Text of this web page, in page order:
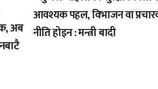
अब
आवश्यक पहल, विभाजन वा
नीति होइन : मन्त्री बादी